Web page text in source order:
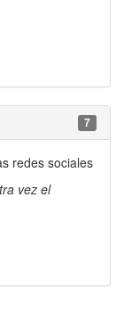
7
redes sociales
vez el